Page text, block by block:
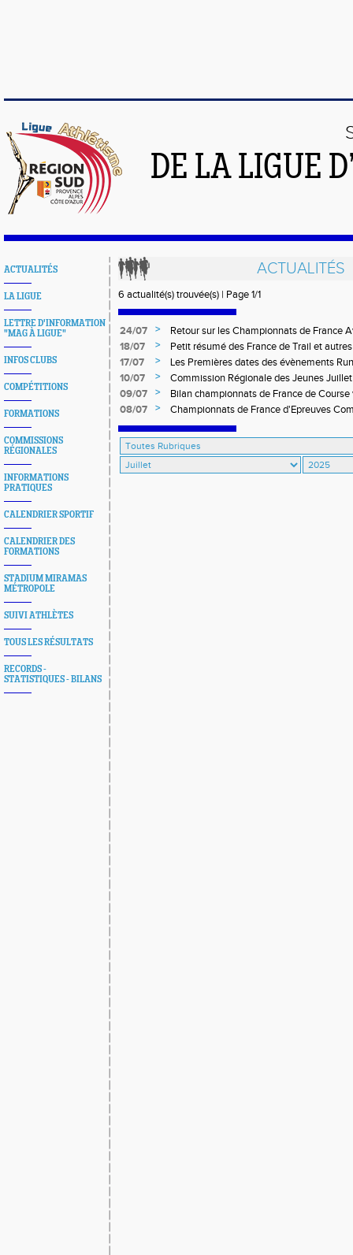
DE LA LIGUE
ACTUALITÉS
LA LIGUE
LETTRE D'INFORMATION
"MAG À LIGUE"
INFOS CLUBS
COMPÉTITIONS
FORMATIONS
COMMISSIONS
RÉGIONALES
INFORMATIONS
PRATIQUES
CALENDRIER SPORTIF
CALENDRIER DES
FORMATIONS
STADIUM MIRAMAS
MÉTROPOLE
SUIVI ATHLÈTES
TOUS LES RÉSULTATS
RECORDS -
STATISTIQUES - BILANS
ACTUALITÉS
6 actualité(s) trouvée(s) | Page 1/1
24/07 >
Retour sur les Championnats de France
2025
18/07 >
Petit résumé des France de Trail et
venir
17/07 >
Les Premières dates des évènements
10/07
>
Commission Régionale des Jeunes
Coupe de France des Ligues Minimes
09/07 >
Bilan championnats de France de
Montagne
08/07 >
Championnats de France d'Epreuves